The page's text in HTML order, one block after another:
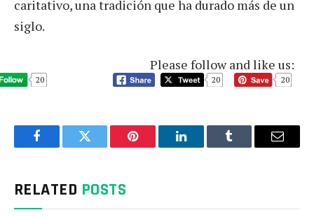
caritativo, una tradición que ha durado más de un
siglo.
Please follow and like us:
20 20 20
FacebookTwitter Pinterest LinkedInTumblr Email
RELATED POSTS